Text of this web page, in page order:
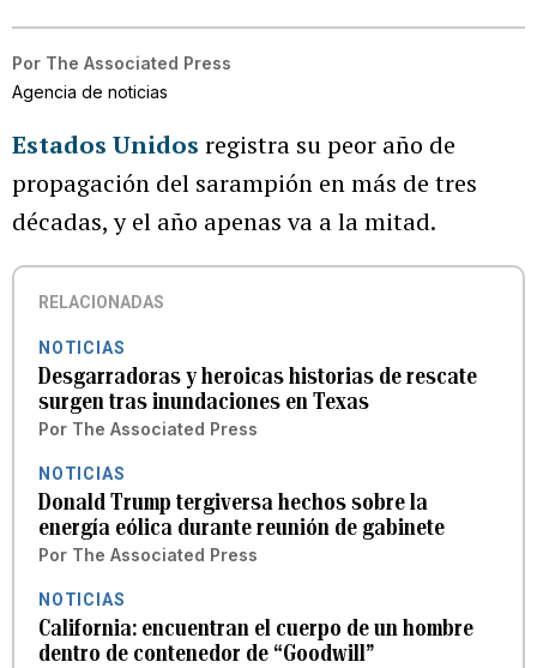
Por The Associated Press
Agencia de noticias
Estados Unidos registra su peor año de
propagación del sarampión en más de tres
décadas, y el año apenas va a la mitad.
RELACIONADAS
NOTICIAS
Desgarradoras y heroicas historias de rescate
surgen tras inundaciones en Texas
Por The Associated Press
NOTICIAS
Donald Trump tergiversa hechos sobre la
energía eólica durante reunión de gabinete
Por The Associated Press
NOTICIAS
California: encuentran el cuerpo de un hombre
dentro de contenedor de “Goodwill”